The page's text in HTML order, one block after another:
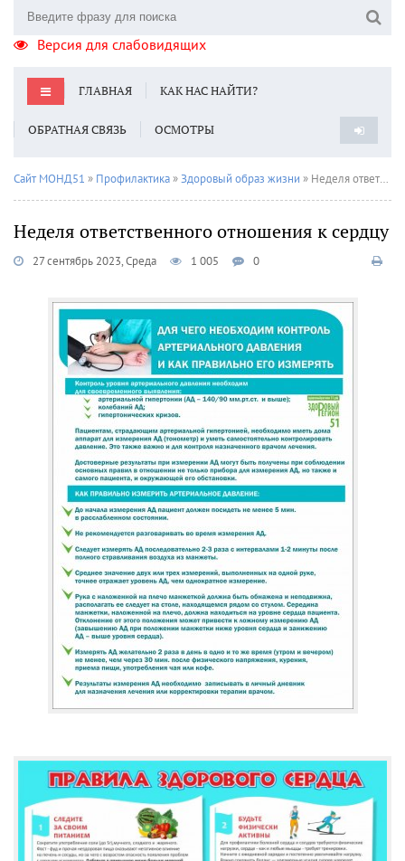
Версия для слабовидящих
ГЛАВНАЯ КАК НАС НАЙТИ?
ОБРАТНАЯ СВЯЗЬ ОСМОТРЫ
Сайт МОНД51 » Профилактика»Здоровый образ жизни » Неделя ответственного отношения к сердцу
Неделя ответственного отношения к сердцу
27 сентябрь 2023, Среда 1 005 0